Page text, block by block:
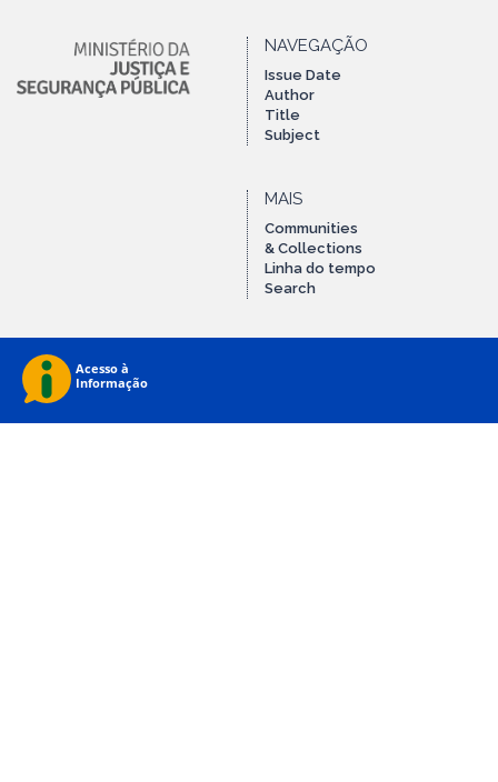
NAVEGAÇÃO
Issue Date
Author
Title
Subject
MAIS
Communities
& Collections
Linha do tempo
Search